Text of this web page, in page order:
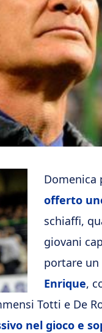
Domenica
offerto
schiaffi,
giovani
portare un
Enrique,
Totti e De
nel gioco e